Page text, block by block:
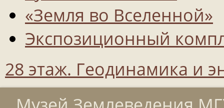
«Земля во Вселенной»
Экспозиционный
28 этаж. Геодинамика и